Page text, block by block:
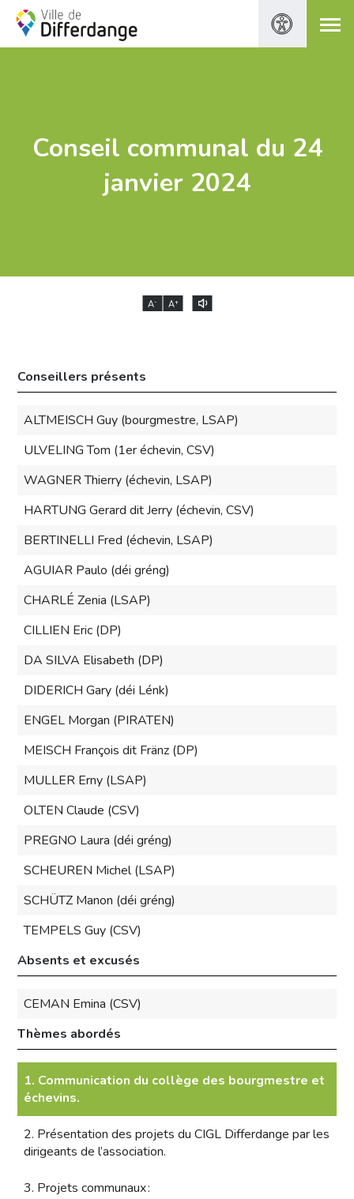
Conseil communal du 24
janvier 2024
A- A+
Conseillers présents
ALTMEISCH Guy (bourgmestre, LSAP)
ULVELING Tom (1er échevin, CSV)
WAGNER Thierry (échevin, LSAP)
HARTUNG Gerard dit Jerry (échevin, CSV)
BERTINELLI Fred (échevin, LSAP)
AGUIAR Paulo (déi gréng)
CHARLÉ Zenia (LSAP)
CILLIEN Eric (DP)
DA SILVA Elisabeth (DP)
DIDERICH Gary (déi Lénk)
ENGEL Morgan (PIRATEN)
MEISCH François dit Fränz (DP)
MULLER Erny (LSAP)
OLTEN Claude (CSV)
PREGNO Laura (déi gréng)
SCHEUREN Michel (LSAP)
SCHÜTZ Manon (déi gréng)
TEMPELS Guy (CSV)
Absents et excusés
CEMAN Emina (CSV)
Thèmes abordés
1. Communication du collège des bourgmestre et
échevins.
2. Présentation des projets du CIGL Differdange par les
dirigeants de l’association.
3. Projets communaux :